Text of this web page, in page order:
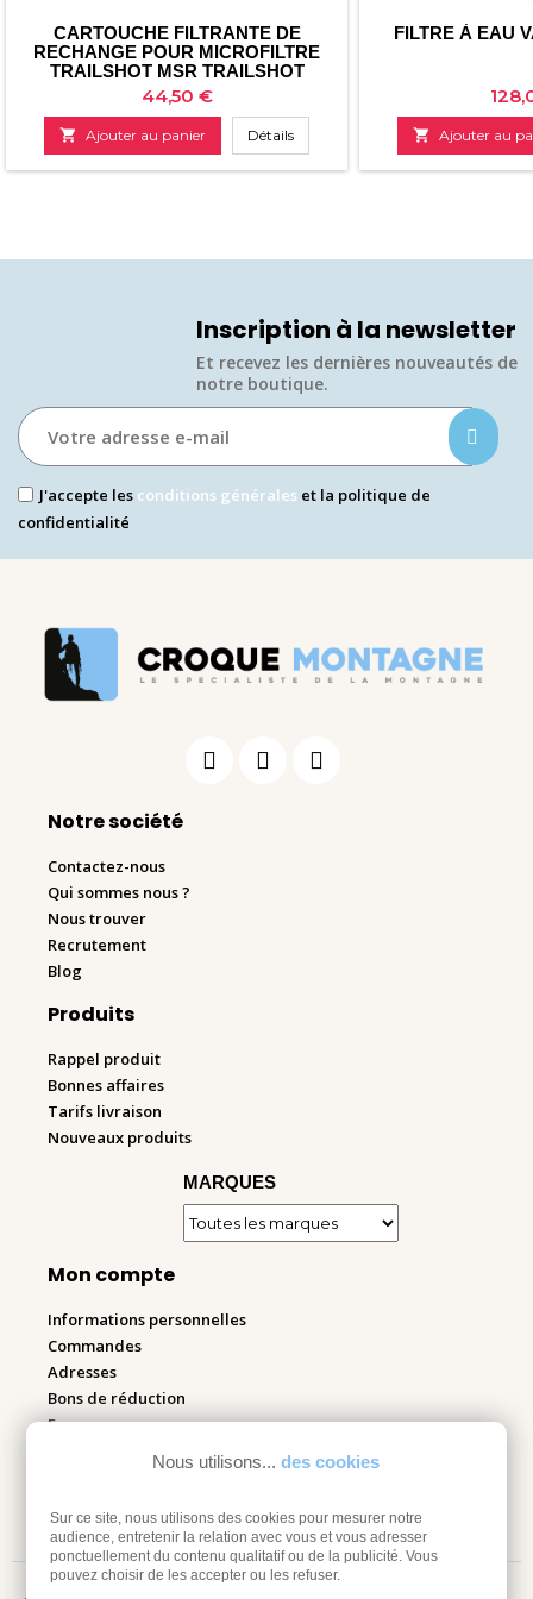
Nous utilisons... des cookies
Sur ce site, nous utilisons des cookies pour mesurer notre
audience, entretenir la relation avec vous et vous adresser
ponctuellement du contenu qualitatif ou de la publicité. Vous
pouvez choisir de les accepter ou les refuser.
CARTOUCHE FILTRANTE DE
RECHANGE POUR MICROFILTRE
TRAILSHOT MSR TRAILSHOT
Prix
44,50 €
 Ajouter au panier Détails
FILTRE À EAU
Prix
 Ajouter au
Inscription à la newsletter
Et recevez les dernières nouveautés de
notre boutique.​
J'accepte les conditions générales et la politique de
confidentialité
Notre société
Contactez-nous
Qui sommes nous ?
Nous trouver
Recrutement
Blog
Produits
Rappel produit
Bonnes affaires
Tarifs livraison
Nouveaux produits
MARQUES
Mon compte
Informations personnelles
Commandes
Adresses
Bons de réduction
Espace pro